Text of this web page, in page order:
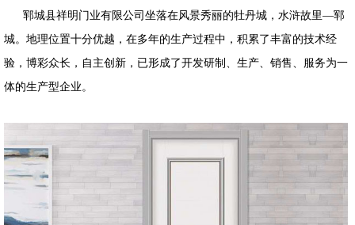
郓城县祥明门业有限公司坐落在风景秀丽的牡丹城，水浒故里—郓
城。地理位置十分优越，在多年的生产过程中，积累了丰富的技术经
验，博彩众长，自主创新，已形成了开发研制、生产、销售、服务为一
体的生产型企业。